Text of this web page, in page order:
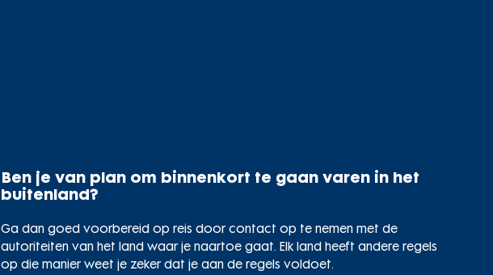
Ben je van plan om binnenkort te gaan varen in het
buitenland?
Ga dan goed voorbereid op reis door contact op te nemen met de
autoriteiten van het land waar je naartoe gaat. Elk land heeft andere regels
op die manier weet je zeker dat je aan de regels voldoet.